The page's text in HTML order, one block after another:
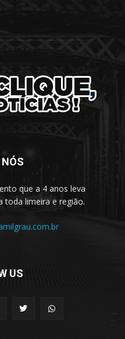
NÓS
que a 4 anos leva
toda limeira e região.
US